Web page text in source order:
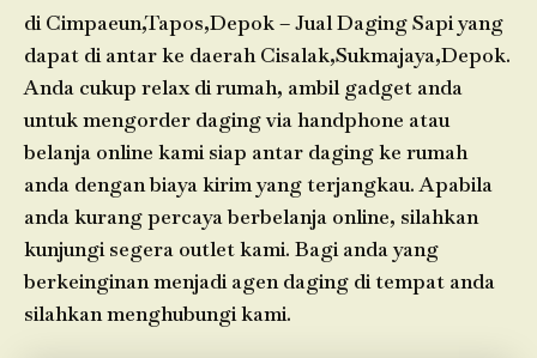
di Cimpaeun,Tapos,Depok – Jual Daging Sapi yang
dapat di antar ke daerah Cisalak,Sukmajaya,Depok.
Anda cukup relax di rumah, ambil gadget anda
untuk mengorder daging via handphone atau
belanja online kami siap antar daging ke rumah
anda dengan biaya kirim yang terjangkau. Apabila
anda kurang percaya berbelanja online, silahkan
kunjungi segera outlet kami. Bagi anda yang
berkeinginan menjadi agen daging di tempat anda
silahkan menghubungi kami.